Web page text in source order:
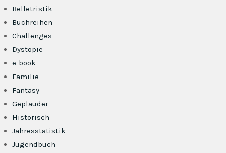
Belletristik
Buchreihen
Challenges
Dystopie
e-book
Familie
Fantasy
Geplauder
Historisch
Jahresstatistik
Jugendbuch